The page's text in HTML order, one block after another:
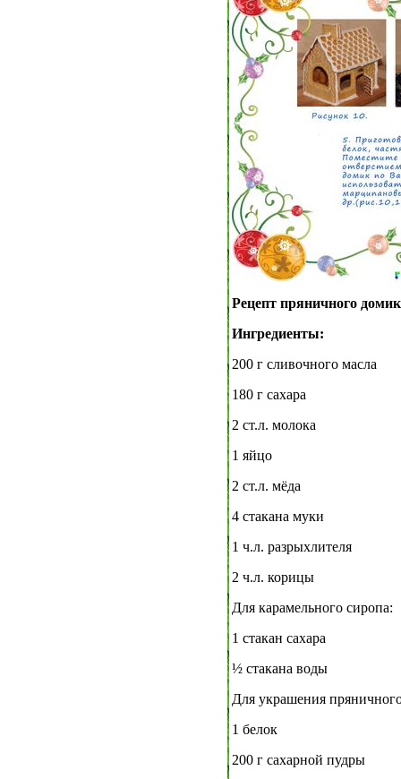
Рецепт пряничного
Ингредиенты:
200 г сливочного масла
180 г сахара
2 ст.л. молока
1 яйцо
2 ст.л. мёда
4 стакана муки
1 ч.л. разрыхлителя
2 ч.л. корицы
Для карамельного сиропа:
1 стакан сахара
½ стакана воды
Для украшения
1 белок
200 г сахарной пудры